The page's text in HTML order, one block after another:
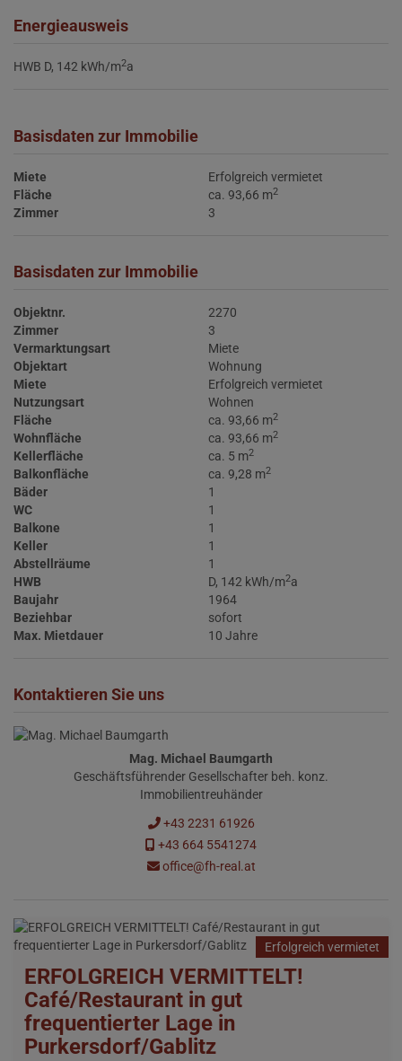
Energieausweis
HWB D, 142 kWh/m2a
Basisdaten zur Immobilie
Miete
Erfolgreich vermietet
Fläche
ca. 93,66 m2
Zimmer 3
Basisdaten zur Immobilie
Objektnr.
2270
Zimmer
3
Vermarktungsart
Miete
Objektart
Wohnung
Miete
Erfolgreich vermietet
Nutzungsart
Wohnen
Fläche
ca. 93,66 m2
Wohnfläche ca. 93,66 m2
Kellerfläche ca. 5 m2
Balkonfläche ca. 9,28 m2
Bäder
1
WC
1
Balkone
1
Keller
1
Abstellräume
1
HWB
D, 142 kWh/m2a
Baujahr
1964
Beziehbar
sofort
Max. Mietdauer
10 Jahre
Kontaktieren Sie uns
Mag. Michael Baumgarth
Geschäftsführender Gesellschafter beh. konz.
Immobilientreuhänder
+43 2231 61926
+43 664 5541274
office@fh-real.at
Erfolgreich vermietet
ERFOLGREICH VERMITTELT!
Café/Restaurant in gut
frequentierter Lage in
Purkersdorf/Gablitz